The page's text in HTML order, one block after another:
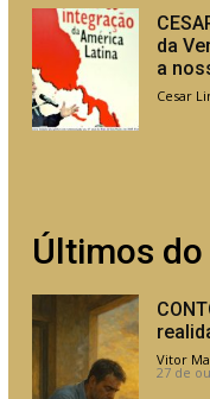
da
a
Cesar
Últimos
Vitor
27 de